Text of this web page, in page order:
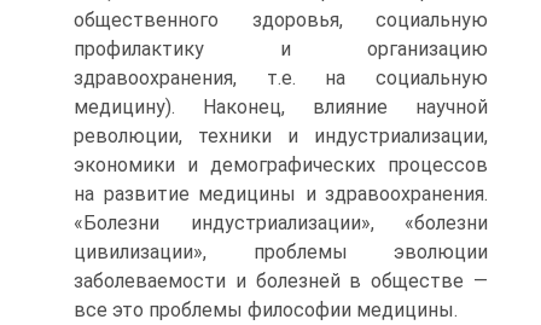
общественного здоровья, социальную
профилактику и организацию
здравоохранения, т.е. на социальную
медицину). Наконец, влияние научной
революции, техники и индустриализации,
экономики и демографических процессов
на развитие медицины и здравоохранения.
«Болезни индустриализации», «болезни
цивилизации», проблемы эволюции
заболеваемости и болезней в обществе —
все это проблемы философии медицины.